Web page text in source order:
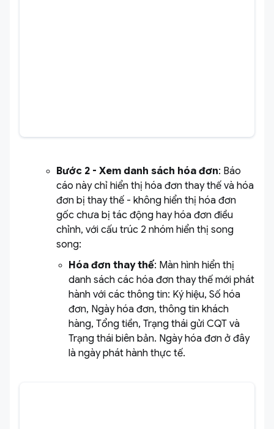
Bước 2 - Xem danh sách hóa đơn: Báo
cáo này chỉ hiển thị hóa đơn thay thế và hóa
đơn bị thay thế - không hiển thị hóa đơn
gốc chưa bị tác động hay hóa đơn điều
chỉnh, với cấu trúc 2 nhóm hiển thị song
song:
Hóa đơn thay thế: Màn hình hiển thị
danh sách các hóa đơn thay thế mới phát
hành với các thông tin: Ký hiệu, Số hóa
đơn, Ngày hóa đơn, thông tin khách
hàng, Tổng tiền, Trạng thái gửi CQT và
Trạng thái biên bản. Ngày hóa đơn ở đây
là ngày phát hành thực tế.